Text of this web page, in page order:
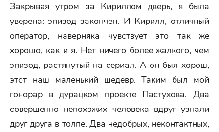
Закрывая утром за Кириллом дверь, я была
уверена: эпизод закончен. И Кирилл, отличный
оператор, наверняка чувствует это так же
хорошо, как и я. Нет ничего более жалкого, чем
эпизод, растянутый на сериал. А он был хорош,
этот наш маленький шедевр. Таким был мой
гонорар в дурацком проекте Пастухова. Два
совершенно непохожих человека вдруг узнали
друг друга в толпе. Два недобрых, неконтактных,